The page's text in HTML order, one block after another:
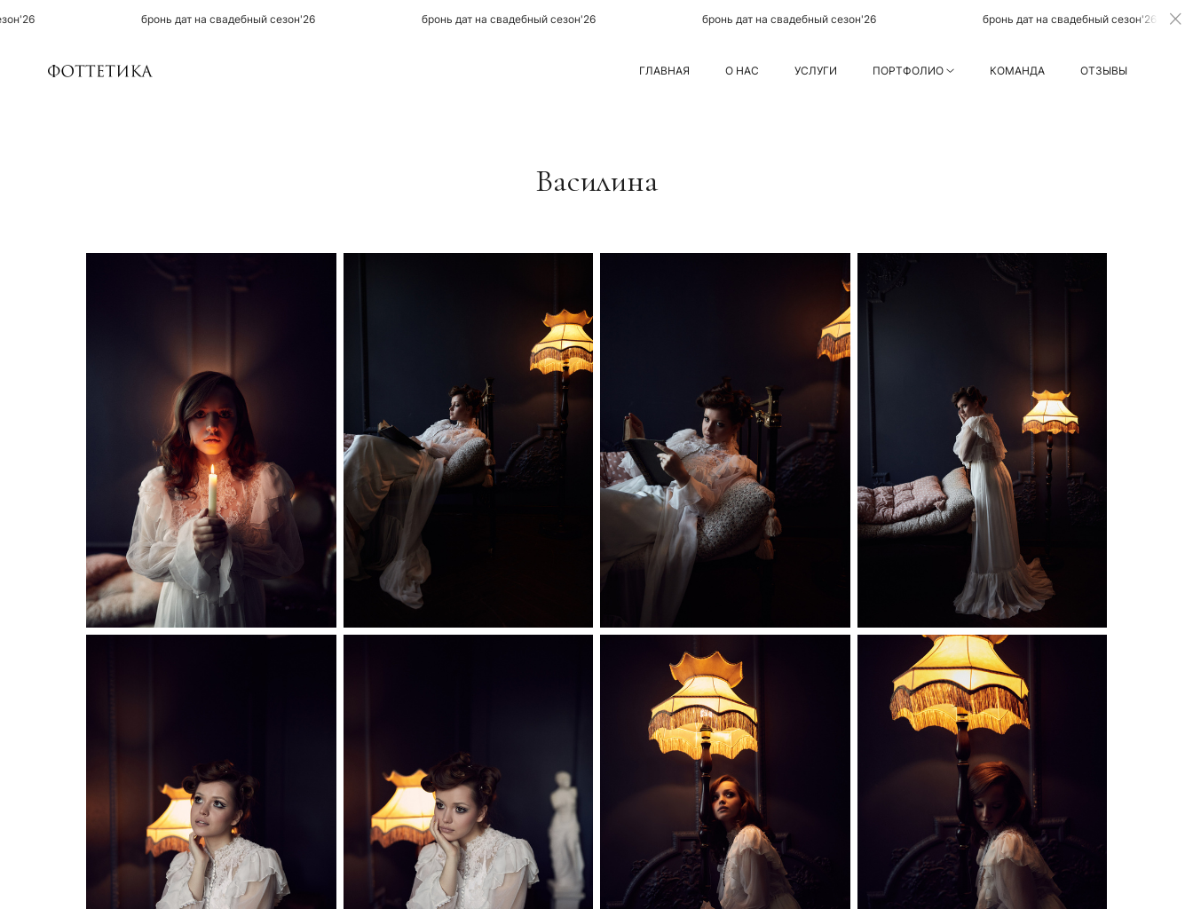
ГЛАВНАЯ О НАС УСЛУГИ ПОРТФОЛИО КОМАНДА ОТЗЫВЫ
Василина
бронь дат на свадебный сезон'26 бронь дат на свадебный сезон'26 бронь дат на свадебный сезон'26 бронь дат на свадебный сезон'26